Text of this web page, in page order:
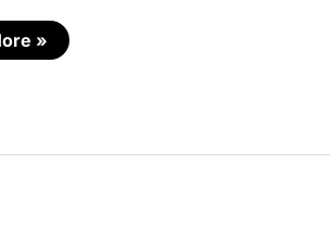
»